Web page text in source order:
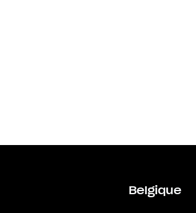
Belgique